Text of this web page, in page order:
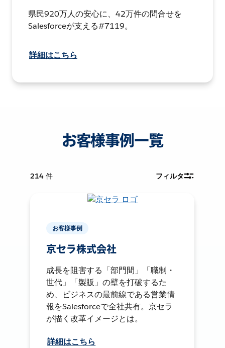
県民920万人の安心に、42万件の問合せを
Salesforceが支える#7119。
詳細はこちら
お客様事例一覧
214 件 フィルタ
お客様事例
京セラ株式会社
成長を阻害する「部門間」「職制・
世代」「製販」の壁を打破するた
め、ビジネスの最前線である営業情
報をSalesforceで全社共有。京セラ
が描く改革イメージとは。
詳細はこちら